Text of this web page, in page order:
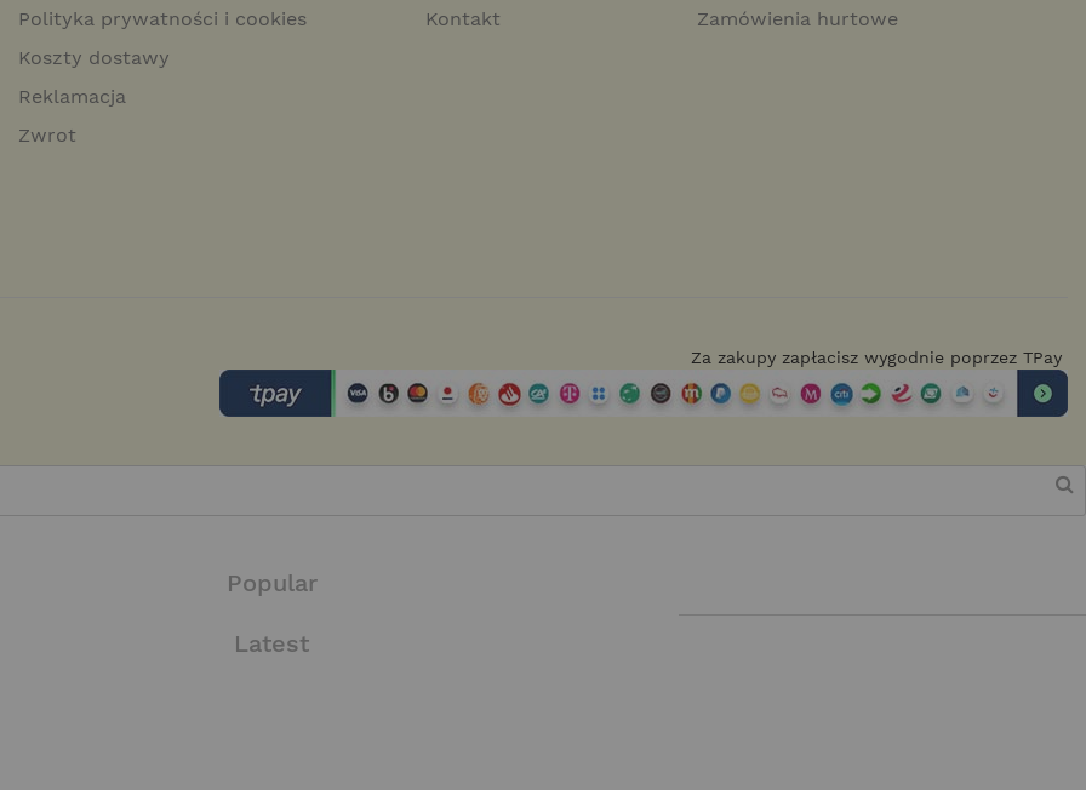
Polityka prywatności i cookies
Koszty dostawy
Reklamacja
Zwrot
Kontakt
Zamówienia hurtowe
Za zakupy zapłacisz wygodnie poprzez TPay
Popular
Latest